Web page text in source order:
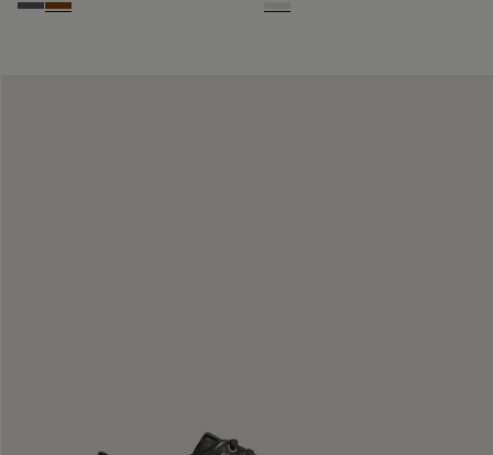
Light Aluminio
Cacao Intenso White